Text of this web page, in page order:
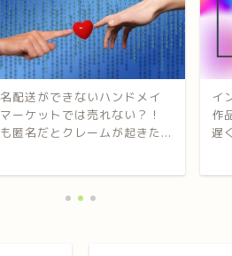
配送ができないハンドメイ
ーケットでは売れない？！
匿名だとクレームが起きた...
イ
作
遅